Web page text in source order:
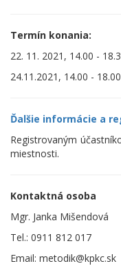
Termín konania:
22. 11. 2021, 14.00 -
24.11.2021, 14.00 - 18.00
Ďalšie informácie a
Registrovaným
miestnosti.
Kontaktná osoba
Mgr. Janka Mišendová
Tel.: 0911 812 017
Email: metodik@kpkc.sk